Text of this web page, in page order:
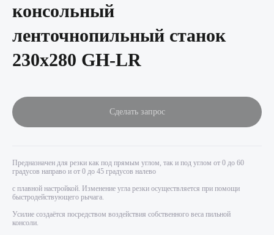
консольный
ленточнопильный станок
230х280 GH-LR
Сделать запрос
Предназначен для резки как под прямым углом, так и под углом от 0 до 60
градусов направо и от 0 до 45 градусов налево
с плавной настройкой. Изменение угла резки осуществляется при помощи
быстродействующего рычага.
Усилие создаётся посредством воздействия собственного веса пильной
консоли.